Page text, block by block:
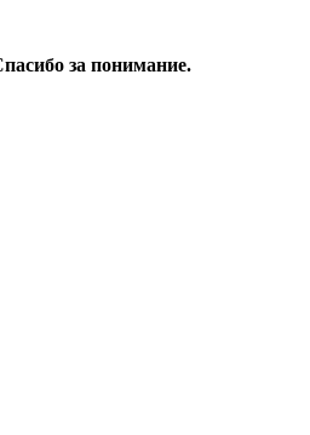
за понимание.